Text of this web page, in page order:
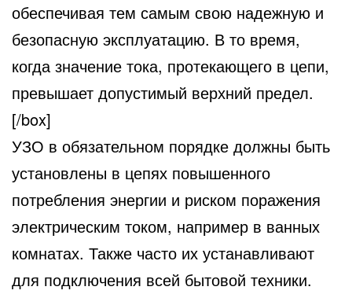
обеспечивая тем самым свою надежную и
безопасную эксплуатацию. В то время,
когда значение тока, протекающего в цепи,
превышает допустимый верхний предел.
[/box]
УЗО в обязательном порядке должны быть
установлены в цепях повышенного
потребления энергии и риском поражения
электрическим током, например в ванных
комнатах. Также часто их устанавливают
для подключения всей бытовой техники.